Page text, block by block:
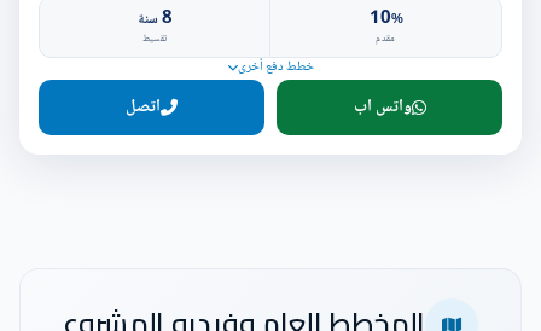
10%
مقدم
8سنة
تقسيط
خطط دفع أخرى
واتس اب اتصل